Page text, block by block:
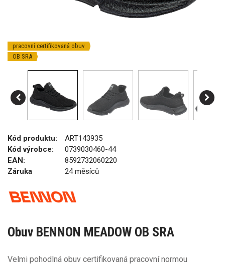
pracovní certifikovaná obuv
OB SRA
Kód produktu:
ART143935
Kód výrobce:
0739030460-44
EAN:
8592732060220
Záruka
24 měsíců
Obuv BENNON MEADOW OB SRA
Velmi pohodlná obuv certifikovaná pracovní normou